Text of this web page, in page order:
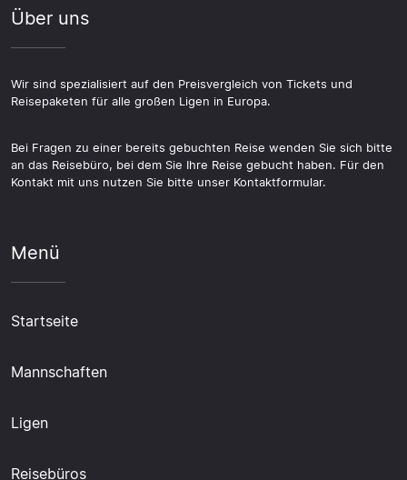
Über uns
Wir sind spezialisiert auf den Preisvergleich von Tickets und
Reisepaketen für alle großen Ligen in Europa.
Bei Fragen zu einer bereits gebuchten Reise wenden Sie sich bitte
an das Reisebüro, bei dem Sie Ihre Reise gebucht haben. Für den
Kontakt mit uns nutzen Sie bitte unser Kontaktformular.
Menü
Startseite
Mannschaften
Ligen
Reisebüros